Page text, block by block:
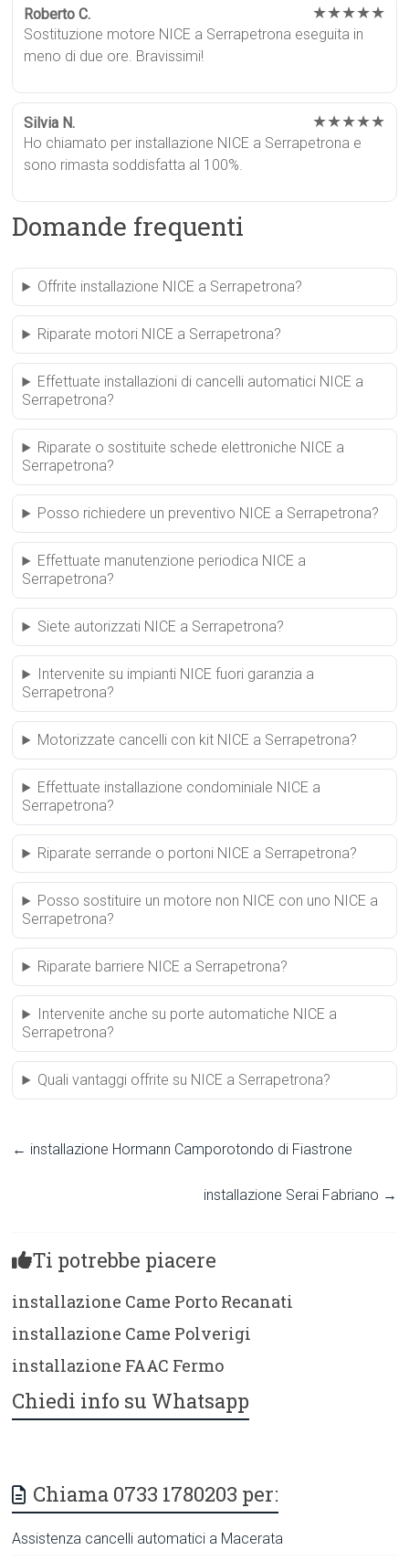
Roberto C. ★★★★★
Sostituzione motore NICE a Serrapetrona eseguita in
meno di due ore. Bravissimi!
Silvia N. ★★★★★
Ho chiamato per installazione NICE a Serrapetrona e
sono rimasta soddisfatta al 100%.
Domande frequenti
Offrite installazione NICE a Serrapetrona?
Riparate motori NICE a Serrapetrona?
Effettuate installazioni di cancelli automatici NICE a
Serrapetrona?
Riparate o sostituite schede elettroniche NICE a
Serrapetrona?
Posso richiedere un preventivo NICE a Serrapetrona?
Effettuate manutenzione periodica NICE a
Serrapetrona?
Siete autorizzati NICE a Serrapetrona?
Intervenite su impianti NICE fuori garanzia a
Serrapetrona?
Motorizzate cancelli con kit NICE a Serrapetrona?
Effettuate installazione condominiale NICE a
Serrapetrona?
Riparate serrande o portoni NICE a Serrapetrona?
Posso sostituire un motore non NICE con uno NICE a
Serrapetrona?
Riparate barriere NICE a Serrapetrona?
Intervenite anche su porte automatiche NICE a
Serrapetrona?
Quali vantaggi offrite su NICE a Serrapetrona?
← installazione Hormann Camporotondo di Fiastrone
installazione Serai Fabriano →
Ti potrebbe piacere
installazione Came Porto Recanati
installazione Came Polverigi
installazione FAAC Fermo
Chiedi info su Whatsapp
Chiama 0733 1780203 per:
Assistenza cancelli automatici a Macerata